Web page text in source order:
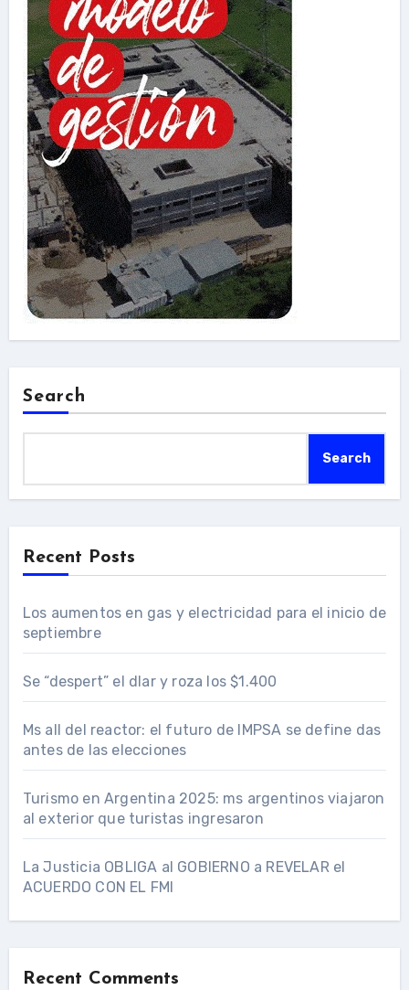
Search
Search
Recent Posts
Los aumentos en gas y electricidad para el inicio de
septiembre
Se “despert” el dlar y roza los $1.400
Ms all del reactor: el futuro de IMPSA se define das
antes de las elecciones
Turismo en Argentina 2025: ms argentinos viajaron
al exterior que turistas ingresaron
La Justicia OBLIGA al GOBIERNO a REVELAR el
ACUERDO CON EL FMI
Recent Comments